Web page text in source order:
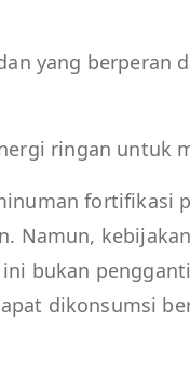
yang berperan
ringan untuk
fortifikasi
Namun,
bukan
dikonsumsi